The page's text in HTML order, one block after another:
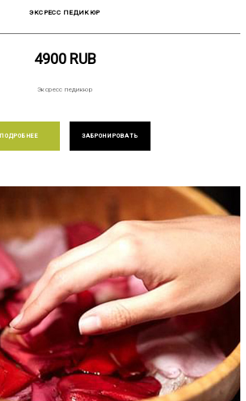
ЭКСРЕСС ПЕДИКЮР
4900 RUB
Эксресс педикюр
ПОДРОБНЕЕ ЗАБРОНИРОВАТЬ